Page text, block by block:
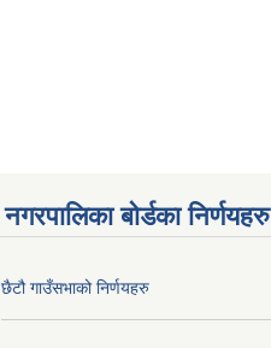
नगरपालिका बोर्डका निर्णयहरु
छैटौ गाउँसभाको निर्णयहरु